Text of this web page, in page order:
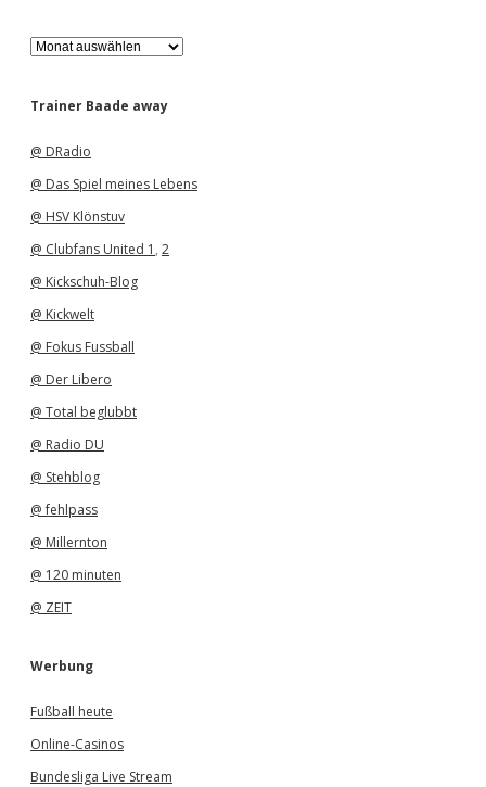
A
r
h
Trainer Baade away
@ DRadio
@ Das Spiel meines Lebens
@ HSV Klönstuv
@ Clubfans United 1 , 2
@ Kickschuh-Blog
@ Kickwelt
@ Fokus Fussball
@ Der Libero
@ Total beglubbt
@ Radio DU
@ Stehblog
@ fehlpass
@ Millernton
@ 120 minuten
@ ZEIT
Werbung
Fußball heute
Online-Casinos
Bundesliga Live Stream